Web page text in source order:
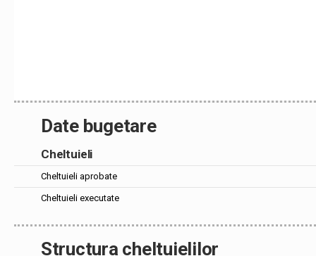
Date bugetare
Cheltuieli
Cheltuieli aprobate
Cheltuieli executate
Structura cheltuielilor